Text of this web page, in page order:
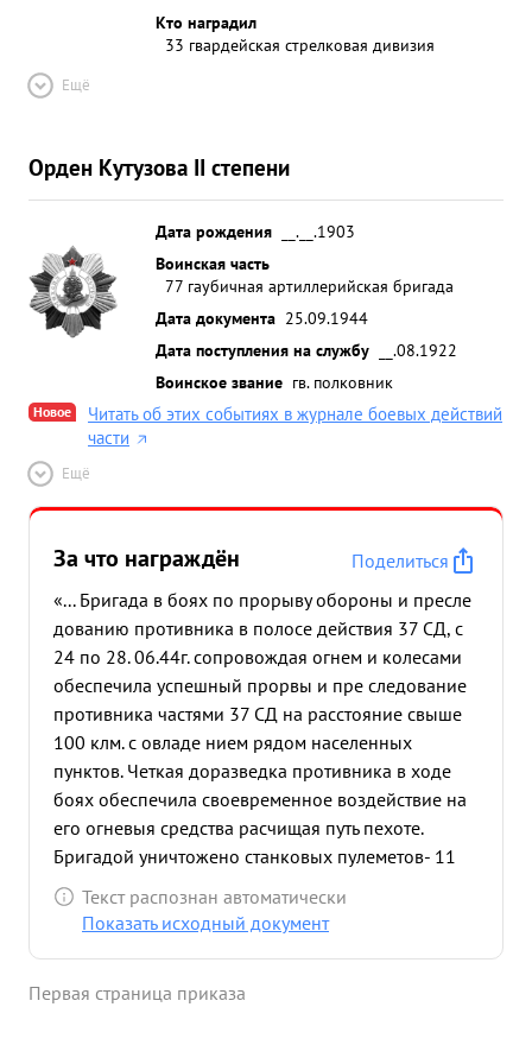
находился в передовых отрядах дивизии и лично
сам руководил орудиями непосредовенной
поддержки пехоты. 33-га ...»
Кто наградил
33 гвардейская стрелковая дивизия
Ещё
Орден Кутузова II степени
Дата рождения
__.__.1903
Воинская часть
77 гаубичная артиллерийская бригада
Дата документа 25.09.1944
Дата поступления на службу
__.08.1922
Воинское звание гв. полковник
Новое
Читать об этих событиях в журнале боевых действий
части
Ещё
За что награждён
Поделиться
«... Бригада в боях по прорыву обороны и пресле
дованию противника в полосе действия 37 СД, с
24 по 28. 06.44г. сопровождая огнем и колесами
обеспечила успешный прорвы и пре следование
противника частями 37 СД на расстояние свыше
100 клм. с овладе нием рядом населенных
пунктов. Четкая доразведка противника в ходе
боях обеспечила своевременное воздействие на
его огневыя средства расчищая путь пехоте.
Бригадой уничтожено станковых пулеметов- 11
ручных-4 ПТО-2 разрушено 170 метров траншей,
8 блиндажей, 4 ДЗОТ, 1 НП, подавлено 2
арт. батареи, 2 ПТО, убито и ранено до 300 челове
Текст распознан автоматически
Показать исходный документ
Первая страница приказа